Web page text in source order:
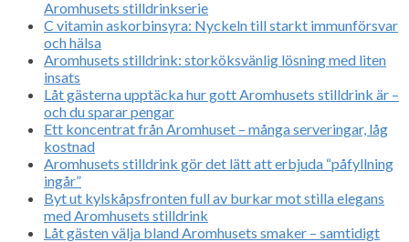
Aromhusets stilldrinkserie
C vitamin askorbinsyra: Nyckeln till starkt immunförsvar
och hälsa
Aromhusets stilldrink: storköksvänlig lösning med liten
insats
Låt gästerna upptäcka hur gott Aromhusets stilldrink är –
och du sparar pengar
Ett koncentrat från Aromhuset – många serveringar, låg
kostnad
Aromhusets stilldrink gör det lätt att erbjuda “påfyllning
ingår”
Byt ut kylskåpsfronten full av burkar mot stilla elegans
med Aromhusets stilldrink
Låt gästen välja bland Aromhusets smaker – samtidigt